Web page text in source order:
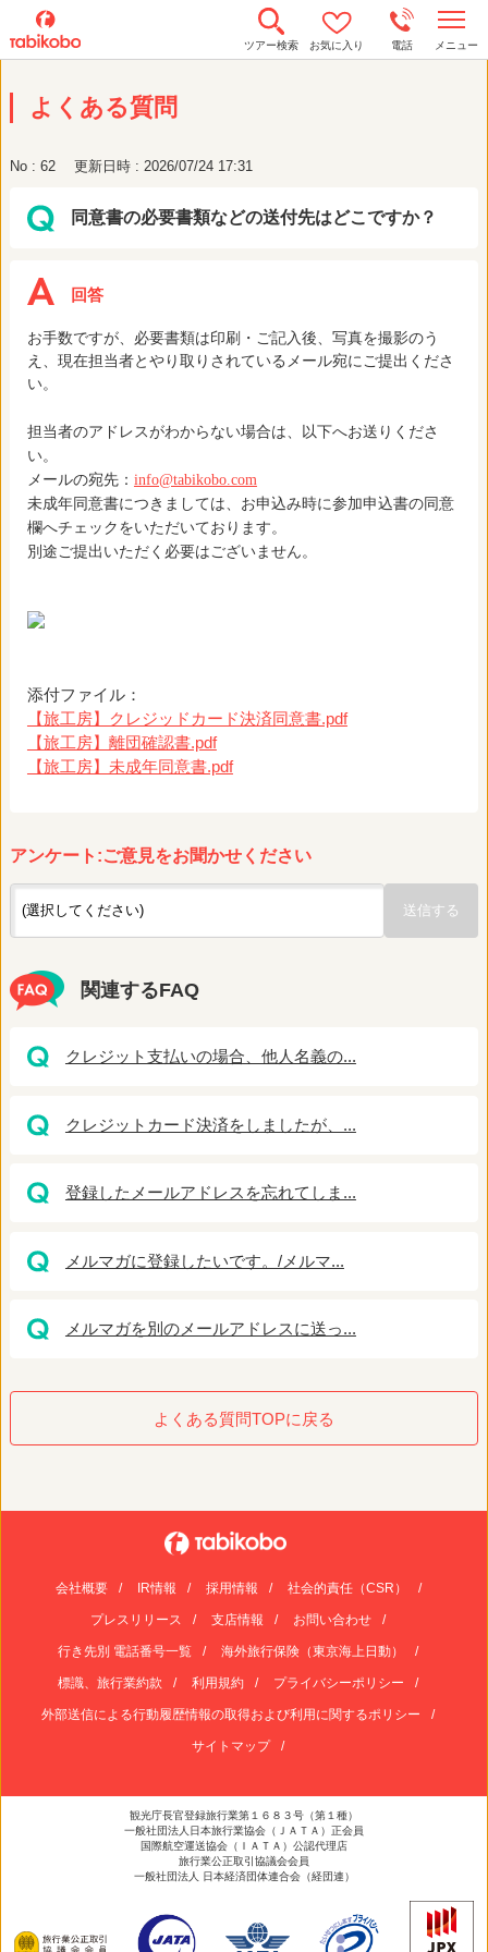
ツアー検索 お気に入り 電話 メニュー
o
よくある質問
No : 62 更新日時 : 2026/07/24 17:31
同意書の必要書類などの送付先はどこですか？
お手数ですが、必要書類は印刷・ご記入後、写真を撮影のう
え、現在担当者とやり取りされているメール宛にご提出くださ
い。
担当者のアドレスがわからない場合は、以下へお送りくださ
い。
メールの宛先： info@tabikobo.com
未成年同意書につきましては、お申込み時に参加申込書の同意
欄へチェックをいただいております。
別途ご提出いただく必要はございません。
添付ファイル：
【旅工房】クレジッドカード決済同意書.pdf
【旅工房】離団確認書.pdf
【旅工房】未成年同意書.pdf
アンケート:ご意見をお聞かせください
関連するFAQ
クレジット支払いの場合、他人名義の...
クレジットカード決済をしましたが、...
登録したメールアドレスを忘れてしま...
メルマガに登録したいです。/メルマ...
メルマガを別のメールアドレスに送っ...
よくある質問TOPに戻る
会社概要 IR情報 採用情報 社会的責任（CSR）
プレスリリース 支店情報 お問い合わせ
行き先別 電話番号一覧 海外旅行保険（東京海上日動）
標識、旅行業約款 利用規約 プライバシーポリシー
外部送信による行動履歴情報の取得および利用に関するポリシー
サイトマップ
観光庁長官登録旅行業第１６８３号（第１種）
一般社団法人日本旅行業協会（ＪＡＴＡ）正会員
国際航空運送協会（ＩＡＴＡ）公認代理店
旅行業公正取引協議会会員
一般社団法人 日本経済団体連合会（経団連）